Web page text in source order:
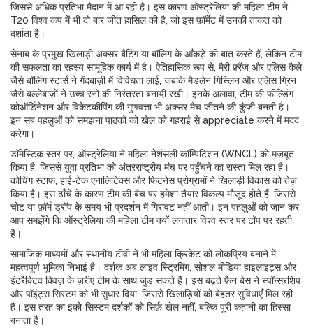
जिससे अधिक प्रतिभा मैदान में आ रही है। इस कारण ऑस्ट्रेलिया की महिला टीम ने
T20 विश्व कप में भी दो बार जीत हासिल की है, जो इस फ़ॉर्मेट में उनकी ताकत को
दर्शाता है।
सेनाब के प्रमुख खिलाड़ी अक्सर बैटिंग या बॉलिंग के आँकड़े की बात करते हैं, लेकिन टीम
की सफलता का रहस्य सामूहिक कार्य में है। ऐतिहासिक रूप से, मैरी फ़्रैंज और एलिस कैले
जैसे बॉलिंग स्टार्स ने गेंदबाज़ी में विविधता लाई, जबकि मैडलेन गिस्लिन और एलिस ग्रिन
जैसे बल्लेबाज़ों ने उच्च रनों की निरंतरता बनायी़ रखी। इनके अलावा, टीम की फील्डिंग
कोऑर्डिनेशन और विकेटकीपिंग की गुणवत्ता भी अक्सर मैच जीतने की कुंजी बनती है।
इन सब पहलुओं को समझना पाठकों को खेल को गहराई से appreciate करने में मदद
करेगा।
डॉमेस्टिक स्तर पर, ऑस्ट्रेलिया ने महिला नेशंसली कॉम्पिटिशन (WNCL) को मजबूत
किया है, जिससे युवा प्रतिभा को अंतरराष्ट्रीय मंच पर पहुँचने का रास्ता मिल रहा है।
कोचिंग स्टाफ, हाई‑टेक एनालिटिक्स और फिटनेस प्रोग्रामों ने खिलाड़ी विकास को तेज़
किया है। इस ढाँचे के कारण टीम की बेंच पर हमेशा तैयार विकल्प मौजूद होते हैं, जिससे
चोट या फ़ॉर्म ड्रॉप के समय भी प्रदर्शन में गिरावट नहीं आती। इन पहलुओं को जान कर
आप समझेंगे कि ऑस्ट्रेलिया की महिला टीम क्यों लगातार विश्व स्तर पर टॉप पर रहती
है।
सामाजिक माध्यमों और स्थानीय टीवी ने भी महिला क्रिकेट को लोकप्रिय बनाने में
महत्वपूर्ण भूमिका निभाई है। दर्शक अब लाइव स्ट्रिमिंग, सोशल मीडिया हाइलाइट्स और
इंटरैक्टिव क्विज़ के ज़रीए टीम के साथ जुड़ सकते हैं। इस बढ़ते फ़ैन बेस ने स्पॉन्सरशिप
और पॉइंट्स सिस्टम को भी सुधार दिया, जिससे खिलाड़ियों को बेहतर सुविधाएँ मिल रही
हैं। इस तरह का इको‑सिस्टम दर्शकों को सिर्फ़ खेल नहीं, बल्कि पूरी कहानी का हिस्सा
बनाता है।